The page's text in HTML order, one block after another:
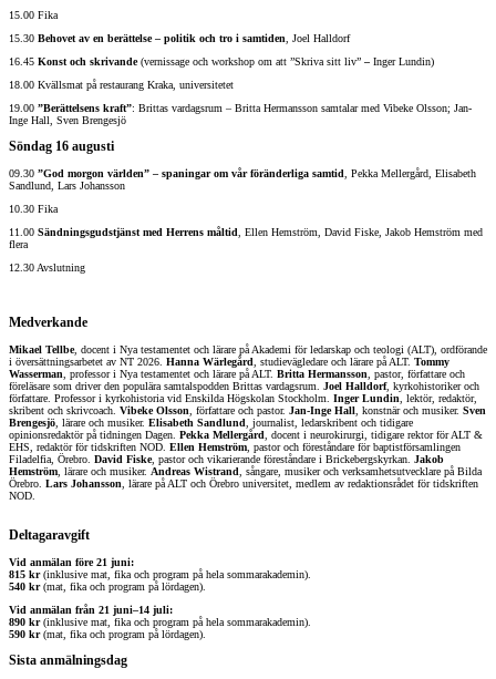
15.00 Fika
15.30 Behovet av en berättelse – politik och tro i samtiden, Joel Halldorf
16.45 Konst och skrivande(vernissage och workshop om att ”Skriva sitt liv” – Inger Lundin)
18.00 Kvällsmat på restaurang Kraka, universitetet
19.00 ”Berättelsens kraft”: Brittas vardagsrum – Britta Hermansson samtalar med Vibeke Olsson; Jan-
Inge Hall, Sven Brengesjö
Söndag 16 augusti
09.30 ”God morgon världen” – spaningar om vår föränderliga samtid , Pekka Mellergård, Elisabeth
Sandlund, Lars Johansson
10.30 Fika
11.00 Sändningsgudstjänst med Herrens måltid , Ellen Hemström, David Fiske, Jakob Hemström med
flera
12.30 Avslutning
Medverkande
Mikael Tellbe, docent i Nya testamentet och lärare på Akademi för ledarskap och teologi (ALT), ordförande
i översättningsarbetet av NT 2026. Hanna Wärlegård , studievägledare och lärare på ALT. Tommy
Wasserman , professor i Nya testamentet och lärare på ALT. Britta Hermansson , pastor, författare och
föreläsare som driver den populära samtalspodden Brittas vardagsrum. Joel Halldorf, kyrkohistoriker och
författare. Professor i kyrkohistoria vid Enskilda Högskolan Stockholm. Inger Lundin , lektör, redaktör,
skribent och skrivcoach. Vibeke Olsson , författare och pastor. Jan-Inge Hall , konstnär och musiker. Sven
Brengesjö , lärare och musiker. Elisabeth Sandlund , journalist, ledarskribent och tidigare
opinionsredaktör på tidningen Dagen. Pekka Mellergård , docent i neurokirurgi, tidigare rektor för ALT &
EHS, redaktör för tidskriften NOD. Ellen Hemström , pastor och föreståndare för baptistförsamlingen
Filadelfia, Örebro. David Fiske, pastor och vikarierande föreståndare i Brickebergskyrkan. Jakob
Hemström , lärare och musiker. Andreas Wistrand , sångare, musiker och verksamhetsutvecklare på Bilda
Örebro. Lars Johansson , lärare på ALT och Örebro universitet, medlem av redaktionsrådet för tidskriften
NOD.
Deltagaravgift
Vid anmälan före 21 juni:
815 kr(inklusive mat, fika och program på hela sommarakademin).
540 kr(mat, fika och program på lördagen).
Vid anmälan från 21 juni–14 juli:
890 kr(inklusive mat, fika och program på hela sommarakademin).
590 kr(mat, fika och program på lördagen).
Sista anmälningsdag